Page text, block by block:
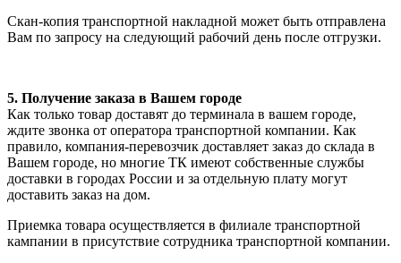
Скан-копия транспортной накладной может быть отправлена
Вам по запросу на следующий рабочий день после отгрузки.
5. Получение заказа в Вашем городе
Как только товар доставят до терминала в вашем городе,
ждите звонка от оператора транспортной компании. Как
правило, компания-перевозчик доставляет заказ до склада в
Вашем городе, но многие ТК имеют собственные службы
доставки в городах России и за отдельную плату могут
доставить заказ на дом.
Приемка товара осуществляется в филиале транспортной
кампании в присутствие сотрудника транспортной компании.